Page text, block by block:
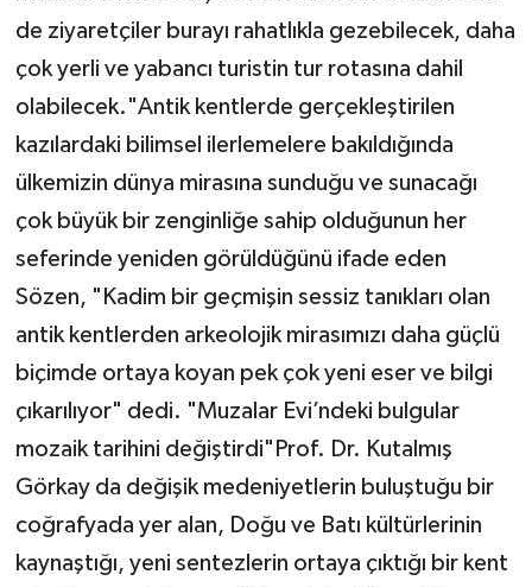
de ziyaretçiler burayı rahatlıkla gezebilecek, daha
çok yerli ve yabancı turistin tur rotasına dahil
olabilecek."Antik kentlerde gerçekleştirilen
kazılardaki bilimsel ilerlemelere bakıldığında
ülkemizin dünya mirasına sunduğu ve sunacağı
çok büyük bir zenginliğe sahip olduğunun her
seferinde yeniden görüldüğünü ifade eden
Sözen, "Kadim bir geçmişin sessiz tanıkları olan
antik kentlerden arkeolojik mirasımızı daha güçlü
biçimde ortaya koyan pek çok yeni eser ve bilgi
çıkarılıyor" dedi. "Muzalar Evi’ndeki bulgular
mozaik tarihini değiştirdi"Prof. Dr. Kutalmış
Görkay da değişik medeniyetlerin buluştuğu bir
coğrafyada yer alan, Doğu ve Batı kültürlerinin
kaynaştığı, yeni sentezlerin ortaya çıktığı bir kent